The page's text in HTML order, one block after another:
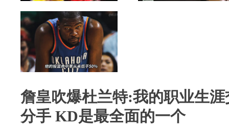
詹皇吹爆杜兰特:我的职业生
分手 KD是最全面的一个